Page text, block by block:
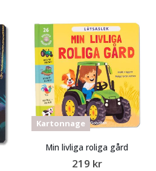
Kartonnage
Min livliga roliga gård
219 kr